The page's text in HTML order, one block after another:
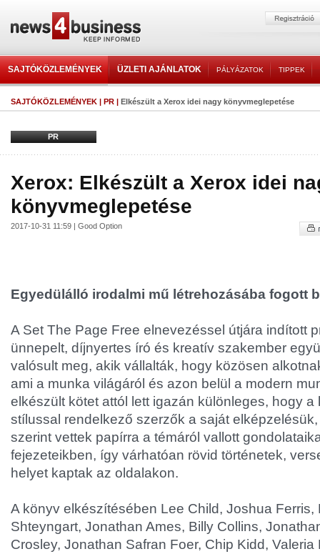
SAJTÓKÖZLEMÉNYEK ÜZLETI AJÁNLATOK PÁLYÁZATOK TIPPEK
SAJTÓKÖZLEMÉNYEK | PR | Elkészült a Xerox idei nagy könyvmeglepetése
PR
Xerox: Elkészült a Xerox idei
könyvmeglepetése
2017-10-31 11:59 | Good Option
Egyedülálló irodalmi mű létrehozásába fogott
A Set The Page Free elnevezéssel útjára indított
ünnepelt, díjnyertes író és kreatív szakember
valósult meg, akik vállalták, hogy közösen
ami a munka világáról és azon belül a modern
elkészült kötet attól lett igazán különleges, hogy a
stílussal rendelkező szerzők a saját
szerint vettek papírra a témáról vallott
fejezeteikben, így várhatóan rövid történetek,
helyet kaptak az oldalakon.
A könyv elkészítésében Lee Child, Joshua Ferris,
Shteyngart, Jonathan Ames, Billy Collins,
Crosley, Jonathan Safran Foer, Chip Kidd, Valeria